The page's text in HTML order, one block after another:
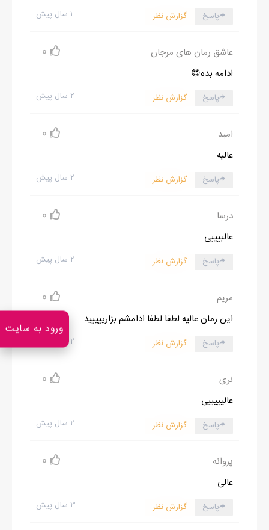
۱ سال پیش پاسخ گزارش نظر
عاشق رمان های مرجان 0
ادامه بده😍
۲ سال پیش پاسخ گزارش نظر
امید 0
عالیه
۲ سال پیش پاسخ گزارش نظر
درسا 0
عالییییی
۲ سال پیش پاسخ گزارش نظر
مریم 0
این رمان عالیه لطفا لطفا ادامشم بزارییییید
۲ سال پیش پاسخ گزارش نظر
نری 0
عالیییییی
۲ سال پیش پاسخ گزارش نظر
پروانه 0
عالی
۳ سال پیش پاسخ گزارش نظر
ورود به سایت